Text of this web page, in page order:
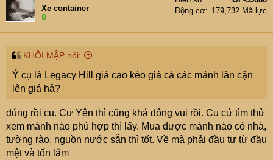
Xe container
Động cơ
179,732 Mã lực
KHÔI MẬP nói:
Ý cụ là Legacy Hill giá cao kéo giá cả các mảnh lân cận
lên giá hả?
đúng rồi cụ. Cư Yên thì cũng khá đông vui rồi. Cụ cứ tìm thử
xem mảnh nào phù hợp thì lấy. Mua được mảnh nào có nhà,
tường rào, nguồn nước sẵn thì tốt. Về mà phải đầu tư từ đầu
mệt và tốn lắm